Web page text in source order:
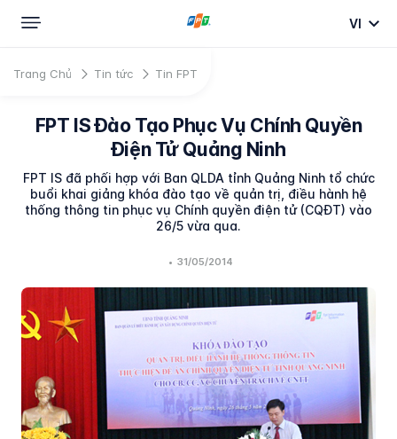
VI
Trang Chủ Tin tức Tin FPT
FPT IS Đào Tạo Phục Vụ Chính Quyền
Điện Tử Quảng Ninh
FPT IS đã phối hợp với Ban QLDA tỉnh Quảng Ninh tổ chức
buổi khai giảng khóa đào tạo về quản trị, điều hành hệ
thống thông tin phục vụ Chính quyền điện tử (CQĐT) vào
26/5 vừa qua.
• 31/05/2014